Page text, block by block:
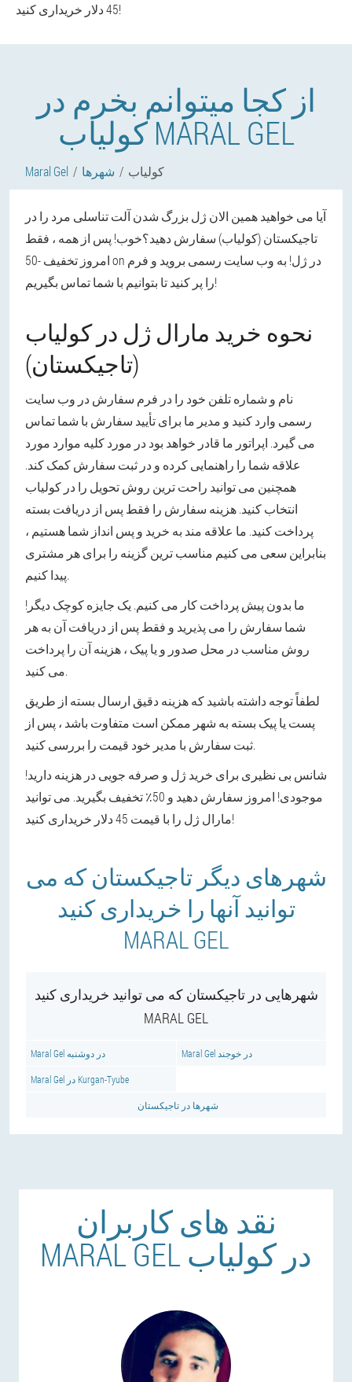
45 دلار خریداری کنید!
از کجا میتوانم بخرم در
کولیاب MARAL GEL
Maral Gel شهرها کولیاب
آیا می خواهید همین الان ژل بزرگ شدن آلت تناسلی مرد را در
تاجیکستان (کولیاب) سفارش دهید؟خوب! پس از همه ، فقط
امروز تخفیف -50 on در ژل! به وب سایت رسمی بروید و فرم
را پر کنید تا بتوانیم با شما تماس بگیریم!
نحوه خرید مارال ژل در کولیاب
(تاجیکستان)
نام و شماره تلفن خود را در فرم سفارش در وب سایت
رسمی وارد کنید و مدیر ما برای تأیید سفارش با شما تماس
می گیرد. اپراتور ما قادر خواهد بود در مورد کلیه موارد مورد
علاقه شما را راهنمایی کرده و در ثبت سفارش کمک کند.
همچنین می توانید راحت ترین روش تحویل را در کولیاب
انتخاب کنید. هزینه سفارش را فقط پس از دریافت بسته
پرداخت کنید. ما علاقه مند به خرید و پس انداز شما هستیم ،
بنابراین سعی می کنیم مناسب ترین گزینه را برای هر مشتری
پیدا کنیم.
ما بدون پیش پرداخت کار می کنیم. یک جایزه کوچک دیگر!
شما سفارش را می پذیرید و فقط پس از دریافت آن به هر
روش مناسب در محل صدور و یا پیک ، هزینه آن را پرداخت
می کنید.
لطفاً توجه داشته باشید که هزینه دقیق ارسال بسته از طریق
پست یا پیک بسته به شهر ممکن است متفاوت باشد ، پس از
ثبت سفارش با مدیر خود قیمت را بررسی کنید.
شانس بی نظیری برای خرید ژل و صرفه جویی در هزینه دارید!
موجودی! امروز سفارش دهید و 50٪ تخفیف بگیرید. می توانید
مارال ژل را با قیمت 45 دلار خریداری کنید!
شهرهای دیگر تاجیکستان که می
توانید آنها را خریداری کنید
MARAL GEL
شهرهایی در تاجیکستان که می توانید خریداری کنید
MARAL GEL
Maral Gel در دوشنبه Maral Gel در خوجند
Maral Gel در Kurgan-Tyube
شهرها در تاجیکستان
نقد های کاربران
MARAL GEL در کولیاب